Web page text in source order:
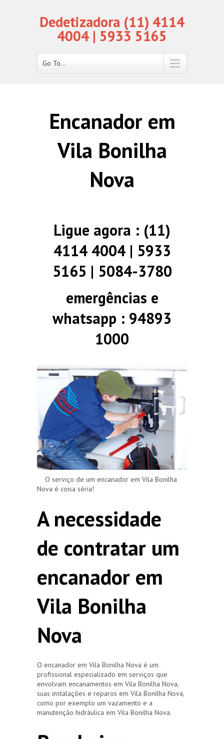
Dedetizadora (11) 4114
4004 | 5933 5165
Go To...
Encanador em
Vila Bonilha
Nova
Ligue agora : (11)
4114 4004 | 5933
5165 | 5084-3780
emergências e
whatsapp : 94893
1000
O serviço de um encanador em Vila Bonilha
Nova é coisa séria!
A necessidade
de contratar um
encanador em
Vila Bonilha
Nova
O encanador em Vila Bonilha Nova é um
profissional especializado em serviços que
envolvam encanamentos em Vila Bonilha Nova,
suas instalações e reparos em Vila Bonilha Nova,
como por exemplo um vazamento e a
manutenção hidráulica em Vila Bonilha Nova.